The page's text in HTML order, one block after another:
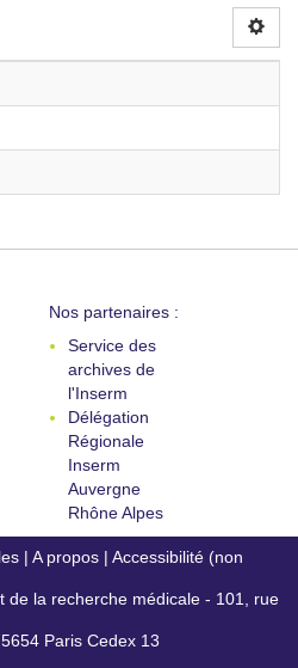
Nos partenaires :
Service des
archives de
l'Inserm
Délégation
Régionale
Inserm
Auvergne
Rhône Alpes
| A propos | Accessibilité (non
de la recherche médicale - 101, rue
Paris Cedex 13